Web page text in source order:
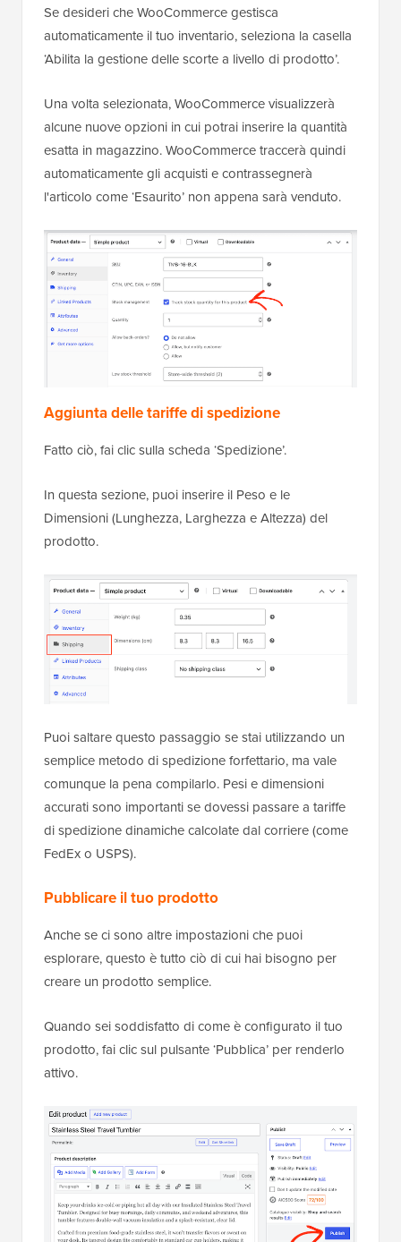
Se desideri che WooCommerce gestisca
automaticamente il tuo inventario, seleziona la casella
‘Abilita la gestione delle scorte a livello di prodotto’.
Una volta selezionata, WooCommerce visualizzerà
alcune nuove opzioni in cui potrai inserire la quantità
esatta in magazzino. WooCommerce traccerà quindi
automaticamente gli acquisti e contrassegnerà
l'articolo come ‘Esaurito’ non appena sarà venduto.
Aggiunta delle tariffe di spedizione
Fatto ciò, fai clic sulla scheda ‘Spedizione’.
In questa sezione, puoi inserire il Peso e le
Dimensioni (Lunghezza, Larghezza e Altezza) del
prodotto.
Puoi saltare questo passaggio se stai utilizzando un
semplice metodo di spedizione forfettario, ma vale
comunque la pena compilarlo. Pesi e dimensioni
accurati sono importanti se dovessi passare a tariffe
di spedizione dinamiche calcolate dal corriere (come
FedEx o USPS).
Pubblicare il tuo prodotto
Anche se ci sono altre impostazioni che puoi
esplorare, questo è tutto ciò di cui hai bisogno per
creare un prodotto semplice.
Quando sei soddisfatto di come è configurato il tuo
prodotto, fai clic sul pulsante ‘Pubblica’ per renderlo
attivo.